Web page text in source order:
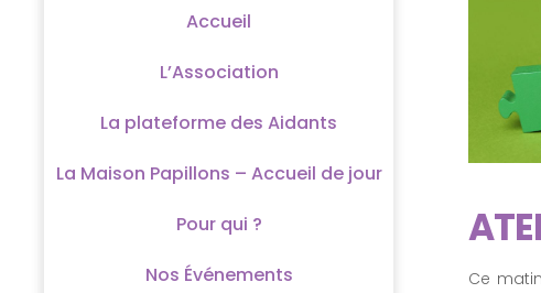
Accueil
L’Association
La plateforme des Aidants
La Maison Papillons – Accueil de jour
Pour qui ?
Nos Événements
Ce